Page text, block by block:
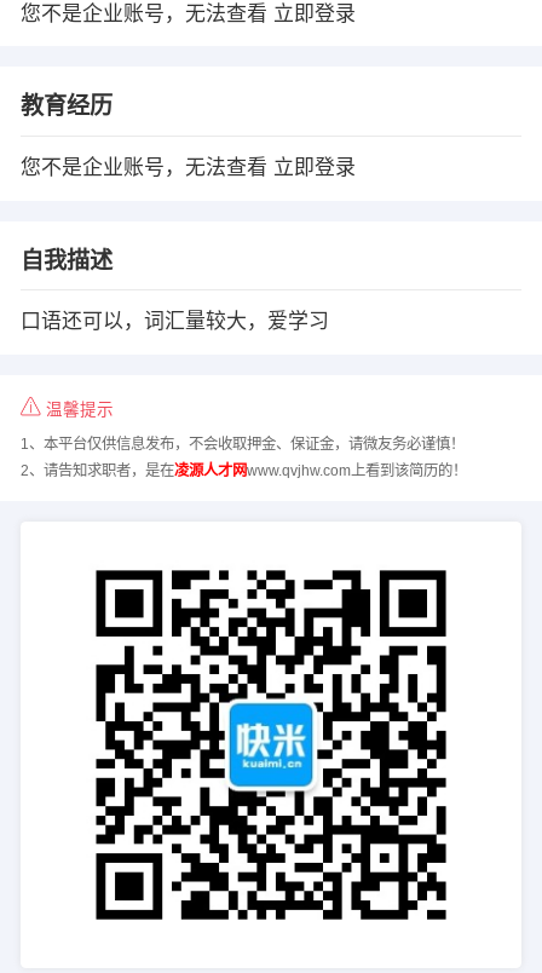
您不是企业账号，无法查看 立即登录
教育经历
您不是企业账号，无法查看 立即登录
自我描述
口语还可以，词汇量较大，爱学习
温馨提示
1、本平台仅供信息发布，不会收取押金、保证金，请微友务必谨慎！
2、请告知求职者，是在凌源人才网www.qvjhw.com上看到该简历的！